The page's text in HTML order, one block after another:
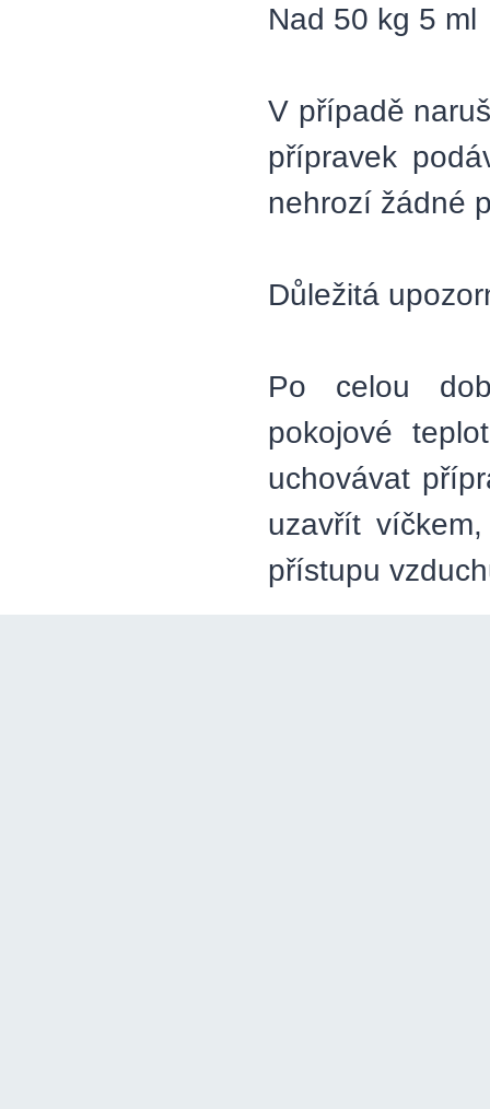
Nad 50 kg 5 ml
V případě
přípravek
nehrozí žádné
Důležitá
Po celou
pokojové
uchovávat
uzavřít
přístupu